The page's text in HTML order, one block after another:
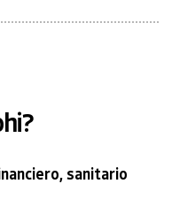
sanitario